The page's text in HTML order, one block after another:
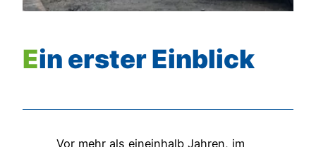
Ein erster Einblick
Vor mehr als eineinhalb Jahren, im